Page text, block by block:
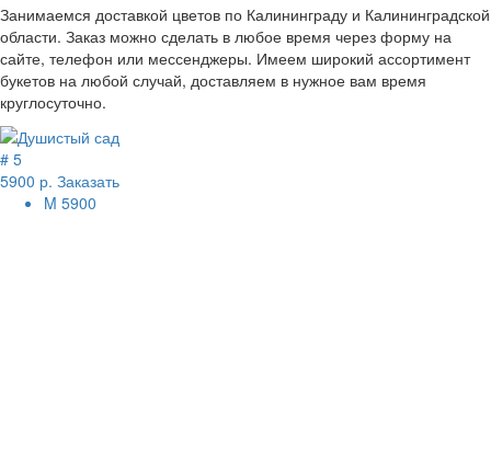
Занимаемся доставкой цветов по Калининграду и Калининградской
области. Заказ можно сделать в любое время через форму на
сайте, телефон или мессенджеры. Имеем широкий ассортимент
букетов на любой случай, доставляем в нужное вам время
круглосуточно.
# 5
5900 р. Заказать
M 5900